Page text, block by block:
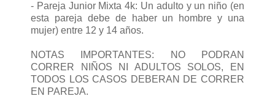
- Pareja Junior Mixta 4k: Un adulto y un niño (en
esta pareja debe de haber un hombre y una
mujer) entre 12 y 14 años.
NOTAS IMPORTANTES: NO PODRAN
CORRER NIÑOS NI ADULTOS SOLOS, EN
TODOS LOS CASOS DEBERAN DE CORRER
EN PAREJA.